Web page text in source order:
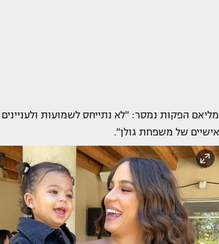
מליאם הפקות נמסר: "לא נתייחס לשמועות ולעניינים
אישיים של משפחת גולן".